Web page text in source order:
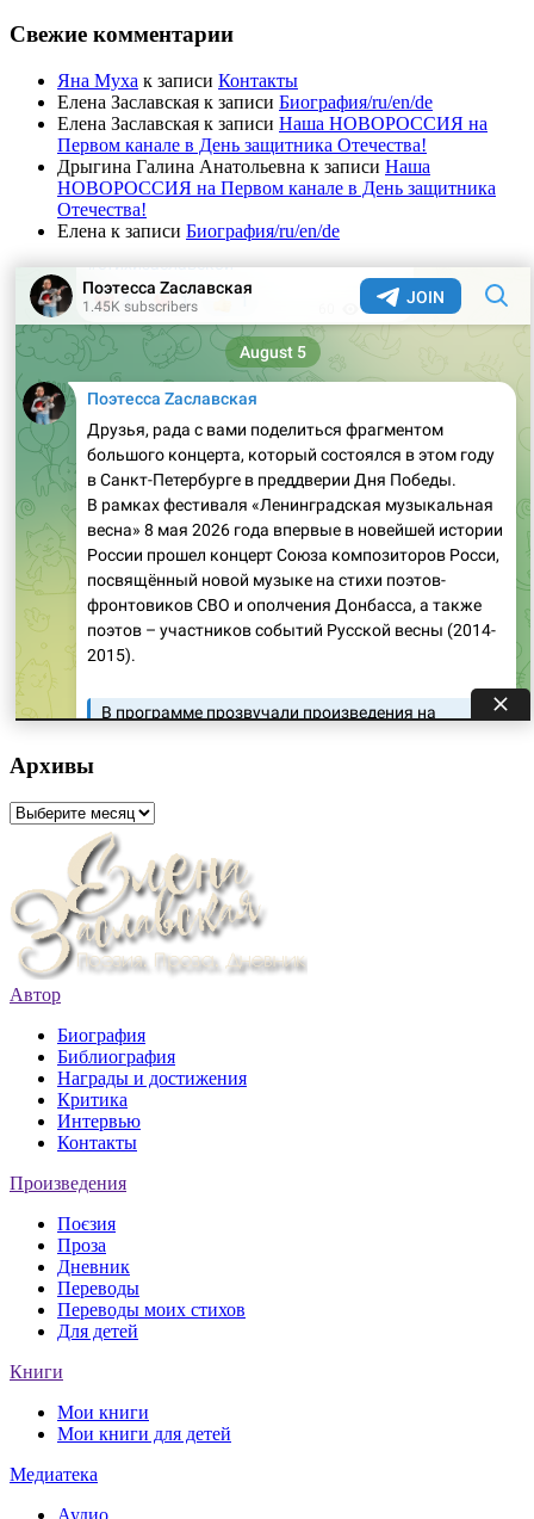
Свежие комментарии
Яна Муха к записи Контакты
Елена Заславская к записи Биография/ru/en/de
Елена Заславская к записи Наша НОВОРОССИЯ на
Первом канале в День защитника Отечества!
Дрыгина Галина Анатольевна к записи Наша
НОВОРОССИЯ на Первом канале в День защитника
Отечества!
Елена к записи Биография/ru/en/de
Архивы
Архивы
Автор
Биография
Библиография
Награды и достижения
Критика
Интервью
Контакты
Произведения
Поєзия
Проза
Дневник
Переводы
Переводы моих стихов
Для детей
Книги
Мои книги
Мои книги для детей
Медиатека
Аудио